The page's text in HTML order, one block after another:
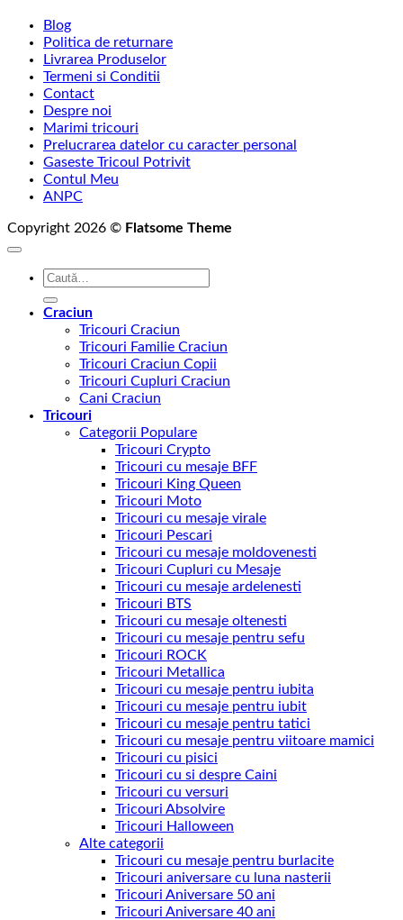
Blog
Politica de returnare
Livrarea Produselor
Termeni si Conditii
Contact
Despre noi
Marimi tricouri
Prelucrarea datelor cu caracter personal
Gaseste Tricoul Potrivit
Contul Meu
ANPC
Copyright 2026 © Flatsome Theme
Caută
Craciun
Tricouri Craciun
Tricouri Familie Craciun
Tricouri Craciun Copii
Tricouri Cupluri Craciun
Cani Craciun
Tricouri
Categorii Populare
Tricouri Crypto
Tricouri cu mesaje BFF
Tricouri King Queen
Tricouri Moto
Tricouri cu mesaje virale
Tricouri Pescari
Tricouri cu mesaje moldovenesti
Tricouri Cupluri cu Mesaje
Tricouri cu mesaje ardelenesti
Tricouri BTS
Tricouri cu mesaje oltenesti
Tricouri cu mesaje pentru sefu
Tricouri ROCK
Tricouri Metallica
Tricouri cu mesaje pentru iubita
Tricouri cu mesaje pentru iubit
Tricouri cu mesaje pentru tatici
Tricouri cu mesaje pentru viitoare mamici
Tricouri cu pisici
Tricouri cu si despre Caini
Tricouri cu versuri
Tricouri Absolvire
Tricouri Halloween
Alte categorii
Tricouri cu mesaje pentru burlacite
Tricouri aniversare cu luna nasterii
Tricouri Aniversare 50 ani
Tricouri Aniversare 40 ani